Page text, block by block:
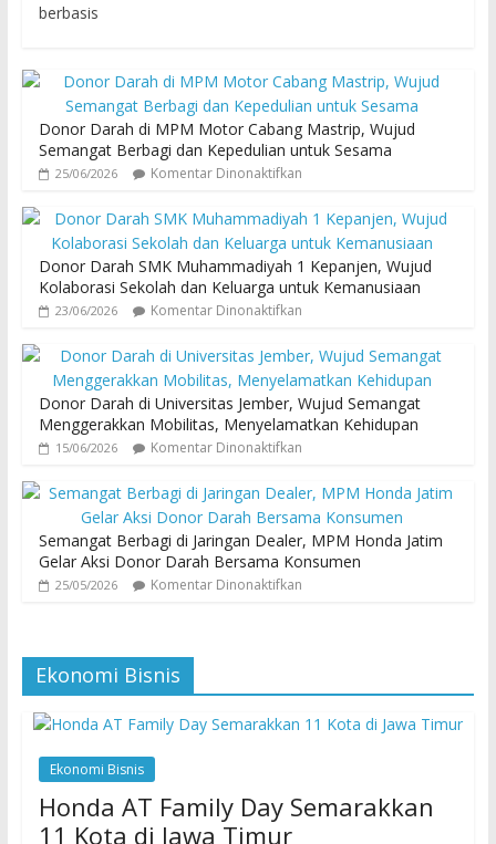
berbasis
Donor Darah di MPM Motor Cabang Mastrip, Wujud
Semangat Berbagi dan Kepedulian untuk Sesama
25/06/2026 Komentar Dinonaktifkan
Donor Darah SMK Muhammadiyah 1 Kepanjen, Wujud
Kolaborasi Sekolah dan Keluarga untuk Kemanusiaan
23/06/2026 Komentar Dinonaktifkan
Donor Darah di Universitas Jember, Wujud Semangat
Menggerakkan Mobilitas, Menyelamatkan Kehidupan
15/06/2026 Komentar Dinonaktifkan
Semangat Berbagi di Jaringan Dealer, MPM Honda Jatim
Gelar Aksi Donor Darah Bersama Konsumen
25/05/2026 Komentar Dinonaktifkan
Ekonomi Bisnis
Ekonomi Bisnis
Honda AT Family Day Semarakkan
11 Kota di Jawa Timur